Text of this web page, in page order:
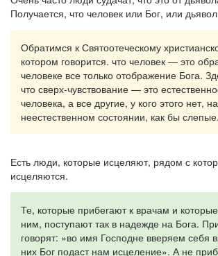
Получается, что человек или Бог, или
Обратимся к Святоотеческому
котором говорится. что человек — это
человеке все только отображение Бога.
что сверх-чувствование — это
человека, а все другие, у кого этого нет,
неестественном состоянии, как бы слепые.
Есть люди, которые исцеляют, рядом с
исцеляются.
Те, которые прибегают к врачам и
ним, поступают так в надежде на Бога.
говорят: »во имя Господне вверяем себя
них Бог подаст нам исцеление». А не